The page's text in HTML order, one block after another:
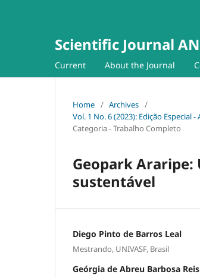
Scientific Journal
Current About the Journal
Home / Archives /
Vol. 1 No. 6 (2023): Edição
Categoria - Trabalho Completo
Geopark
sustentável
Diego Pinto de Barros Leal
Mestrando, UNIVASF, Brasil
Geórgia de Abreu Barbosa Reis